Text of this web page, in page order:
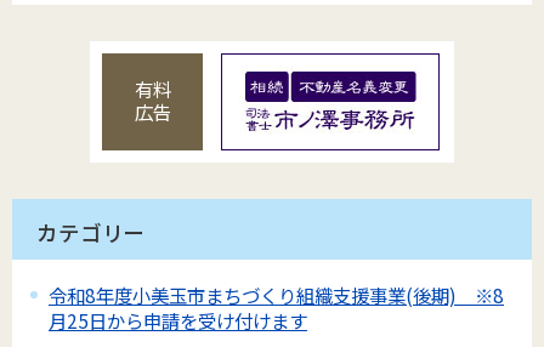
有料
広告
カテゴリー
令和8年度小美玉市まちづくり組織支援事業(後期) ※8
月25日から申請を受け付けます